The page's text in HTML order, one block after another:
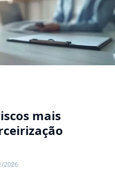
mais
2026